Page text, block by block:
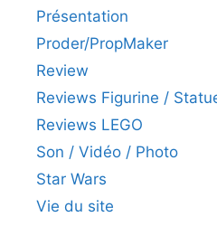
Présentation
Proder/PropMaker
Review
Reviews Figurine /
Reviews LEGO
Son / Vidéo / Photo
Star Wars
Vie du site